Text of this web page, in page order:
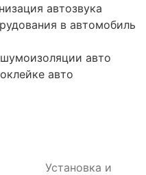
автозвука
в автомобиль
авто
авто
Установка и